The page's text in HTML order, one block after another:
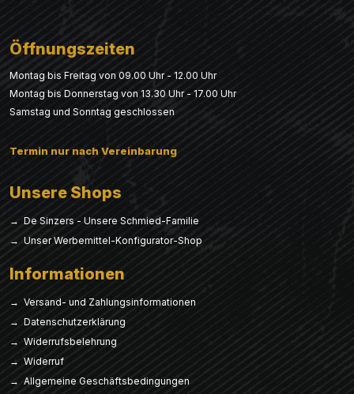
Öffnungszeiten
Montag bis Freitag von 09.00 Uhr - 12.00 Uhr
Montag bis Donnerstag von 13.30 Uhr - 17.00 Uhr
Samstag und Sonntag geschlossen
Termin nur nach Vereinbarung
Unsere Shops
→ De Sinzers - Unsere Schmied-Familie
→ Unser Werbemittel-Konfigurator-Shop
Informationen
→ Versand- und Zahlungsinformationen
→ Datenschutzerklärung
→ Widerrufsbelehrung
→ Widerruf
→ Allgemeine Geschäftsbedingungen